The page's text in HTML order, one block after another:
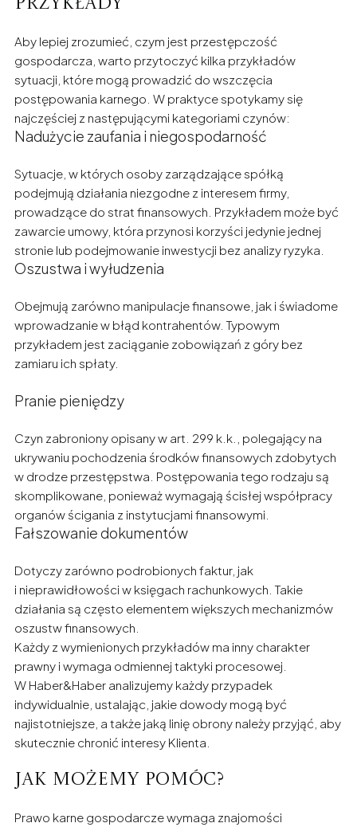
przykłady
Aby lepiej zrozumieć, czym jest przestępczość
gospodarcza, warto przytoczyć kilka przykładów
sytuacji, które mogą prowadzić do wszczęcia
postępowania karnego. W praktyce spotykamy się
najczęściej z następującymi kategoriami czynów:
Nadużycie zaufania i niegospodarność
Sytuacje, w których osoby zarządzające spółką
podejmują działania niezgodne z interesem firmy,
prowadzące do strat finansowych. Przykładem może być
zawarcie umowy, która przynosi korzyści jedynie jednej
stronie lub podejmowanie inwestycji bez analizy ryzyka.
Oszustwa i wyłudzenia
Obejmują zarówno manipulacje finansowe, jak i świadome
wprowadzanie w błąd kontrahentów. Typowym
przykładem jest zaciąganie zobowiązań z góry bez
zamiaru ich spłaty.
Pranie pieniędzy
Czyn zabroniony opisany w art. 299 k.k., polegający na
ukrywaniu pochodzenia środków finansowych zdobytych
w drodze przestępstwa. Postępowania tego rodzaju są
skomplikowane, ponieważ wymagają ścisłej współpracy
organów ścigania z instytucjami finansowymi.
Fałszowanie dokumentów
Dotyczy zarówno podrobionych faktur, jak
i nieprawidłowości w księgach rachunkowych. Takie
działania są często elementem większych mechanizmów
oszustw finansowych.
Każdy z wymienionych przykładów ma inny charakter
prawny i wymaga odmiennej taktyki procesowej.
W Haber&Haber analizujemy każdy przypadek
indywidualnie, ustalając, jakie dowody mogą być
najistotniejsze, a także jaką linię obrony należy przyjąć, aby
skutecznie chronić interesy Klienta.
Jak możemy pomóc?
Prawo karne gospodarcze wymaga znajomości